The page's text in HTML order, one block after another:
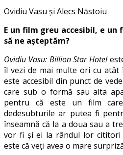
Ovidiu Vasu și Alecs Năstoiu
E un film greu accesibil, e un
să ne așteptăm?
Ovidiu Vasu: Billion Star Hotel
îl vezi de mai multe ori cu atât
este accesibil din punct de
care sub o formă sau alta
pentru că este un film
dedesubturile ar putea fi
înseamnă că la a doua sau a
vor fi și ei la rândul lor cititori
este că veți avea o mare